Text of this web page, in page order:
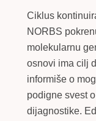
Ciklus
NORBS
molekularnu
osnovi ima cilj
informiše o
podigne svest
dijagnostike.